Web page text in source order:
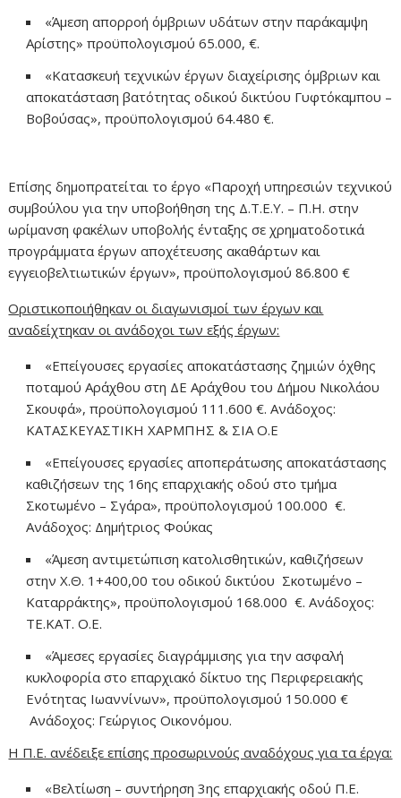
«Άμεση απορροή όμβριων υδάτων στην παράκαμψη
Αρίστης» προϋπολογισμού 65.000, €.
«Κατασκευή τεχνικών έργων διαχείρισης όμβριων και
αποκατάσταση βατότητας οδικού δικτύου Γυφτόκαμπου –
Βοβούσας», προϋπολογισμού 64.480 €.
Επίσης δημοπρατείται το έργο «Παροχή υπηρεσιών τεχνικού
συμβούλου για την υποβοήθηση της Δ.Τ.Ε.Υ. – Π.Η. στην
ωρίμανση φακέλων υποβολής ένταξης σε χρηματοδοτικά
προγράμματα έργων αποχέτευσης ακαθάρτων και
εγγειοβελτιωτικών έργων», προϋπολογισμού 86.800 €
Οριστικοποιήθηκαν οι διαγωνισμοί των έργων και
αναδείχτηκαν οι ανάδοχοι των εξής έργων:
«Επείγουσες εργασίες αποκατάστασης ζημιών όχθης
ποταμού Αράχθου στη ΔΕ Αράχθου του Δήμου Νικολάου
Σκουφά», προϋπολογισμού 111.600 €. Ανάδοχος:
ΚΑΤΑΣΚΕΥΑΣΤΙΚΗ ΧΑΡΜΠΗΣ & ΣΙΑ Ο.Ε
«Επείγουσες εργασίες αποπεράτωσης αποκατάστασης
καθιζήσεων της 16ης επαρχιακής οδού στο τμήμα
Σκοτωμένο – Σγάρα», προϋπολογισμού 100.000 €.
Ανάδοχος: Δημήτριος Φούκας
«Άμεση αντιμετώπιση κατολισθητικών, καθιζήσεων
στην Χ.Θ. 1+400,00 του οδικού δικτύου Σκοτωμένο –
Καταρράκτης», προϋπολογισμού 168.000 €. Ανάδοχος:
ΤΕ.ΚΑΤ. Ο.Ε.
«Άμεσες εργασίες διαγράμμισης για την ασφαλή
κυκλοφορία στο επαρχιακό δίκτυο της Περιφερειακής
Ενότητας Ιωαννίνων», προϋπολογισμού 150.000 €
Ανάδοχος: Γεώργιος Οικονόμου.
Η Π.Ε. ανέδειξε επίσης προσωρινούς αναδόχους για τα έργα:
«Βελτίωση – συντήρηση 3ης επαρχιακής οδού Π.Ε.